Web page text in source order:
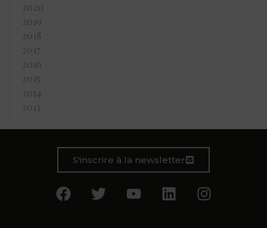
2020
2019
2018
2017
2016
2015
2014
2013
S'inscrire à la newsletter